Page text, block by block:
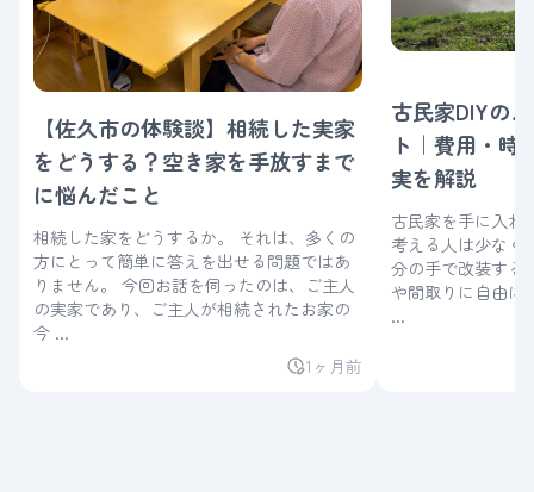
【佐久市の体験談】相続した実家
をどうする？空き家を手放すまで
に悩んだこと
相続した家をどうするか。 それは、多くの
方にとって簡単に答えを出せる問題ではあ
りません。 今回お話を伺ったのは、ご主人
の実家であり、ご主人が相続されたお家の
今 ...
1ヶ月前
古民家DIYの
ト｜費用・時
実を解説
古民家を手に入れ
考える人は少なくありま
分の手で改装する
や間取りに自由に
...